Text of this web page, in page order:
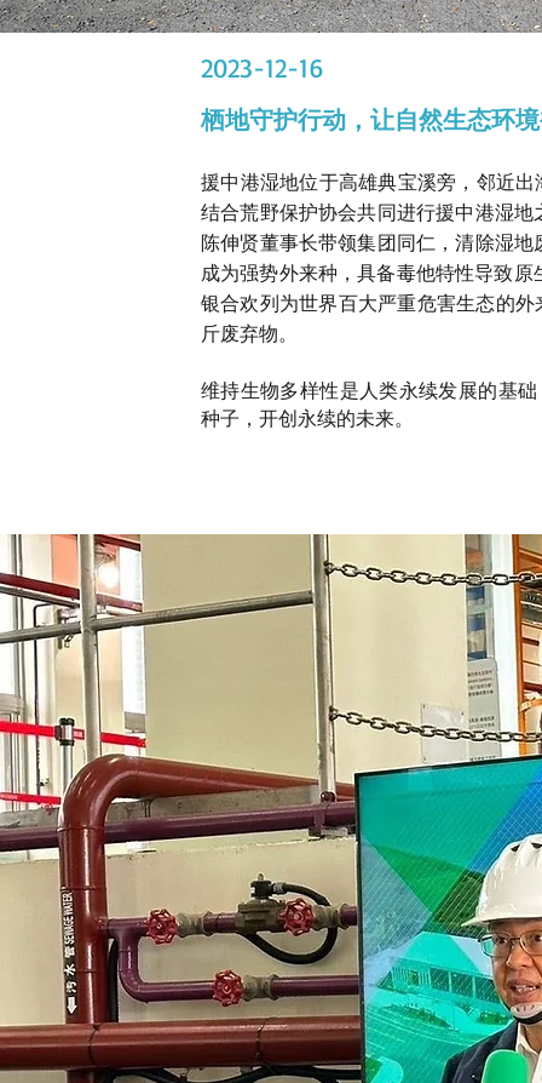
2023-12-16
栖地守护行动，让自然生态环
援中港湿地位于高雄典宝溪旁，邻近
结合荒野保护协会共同进行援中港湿
陈伸贤董事长带领集团同仁，清除湿
成为强势外来种，具备毒他特性导致
银合欢列为世界百大严重危害生态的
斤废弃物。
维持生物多样性是人类永续发展的基
种子，开创永续的未来。